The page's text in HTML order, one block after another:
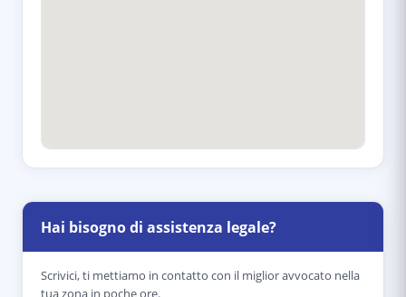
Hai bisogno di assistenza legale?
Scrivici, ti mettiamo in contatto con il miglior avvocato nella
tua zona in poche ore.